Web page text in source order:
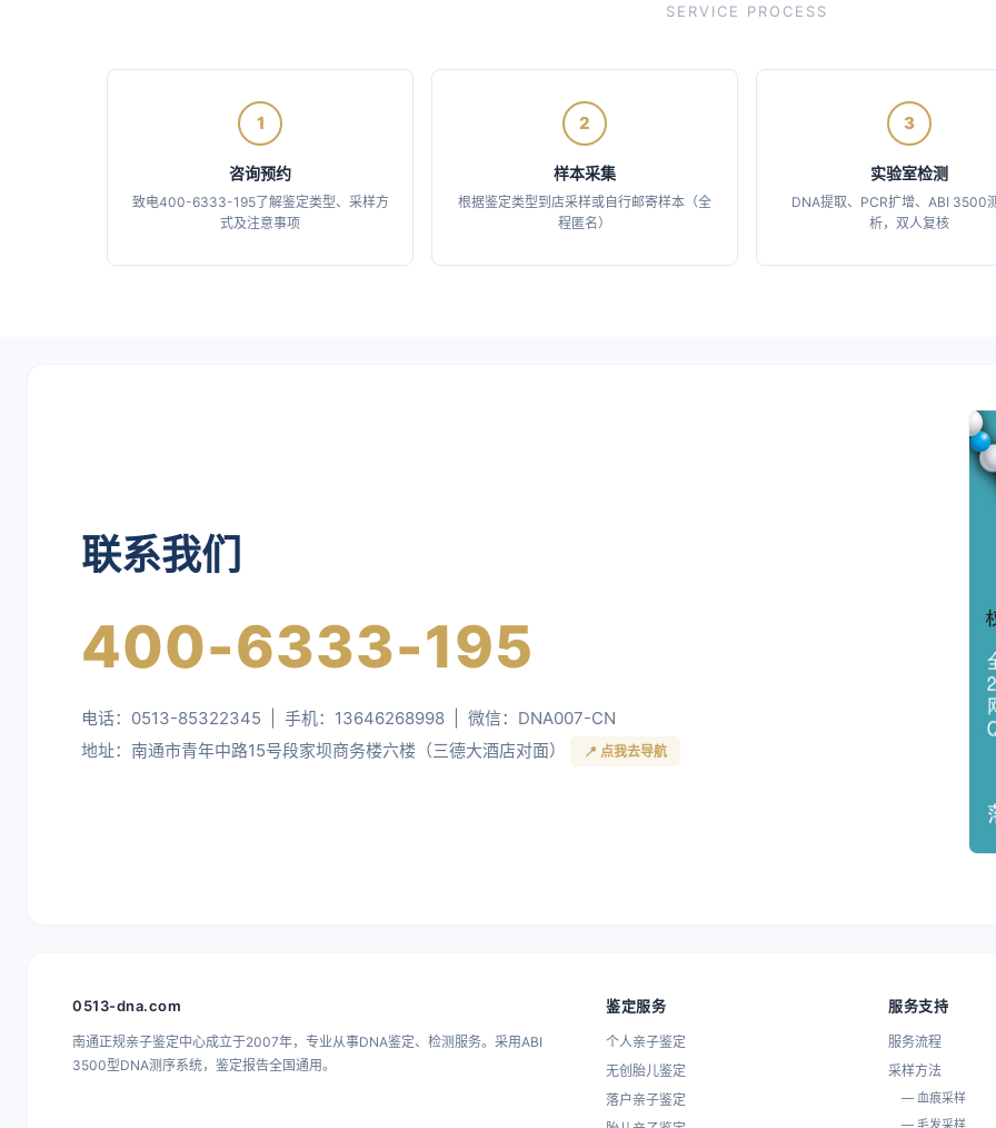
SERVICE PROCESS
1
咨询预约
致电400-6333-195了解鉴定类型、采样方
式及注意事项
2
样本采集
根据鉴定类型到店采样或自行邮寄样本（全
程匿名）
3
实验室检测
DNA提取、PCR扩增、ABI 3500
析，双人复核
联系我们
400-6333-195
电话：0513-85322345 | 手机：13646268998 | 微信：DNA007-CN
地址：南通市青年中路15号段家坝商务楼六楼（三德大酒店对面）
📍 点我去导航
0513-dna.com
南通正规亲子鉴定中心成立于2007年，专业从事DNA鉴定、检测服务。采用ABI
3500型DNA测序系统，鉴定报告全国通用。
鉴定服务
个人亲子鉴定
无创胎儿鉴定
落户亲子鉴定
服务支持
服务流程
采样方法
— 血痕采样
— 毛发采样